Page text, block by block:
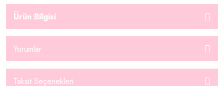
Ürün Bilgisi
Yorumlar
Taksit Seçenekleri